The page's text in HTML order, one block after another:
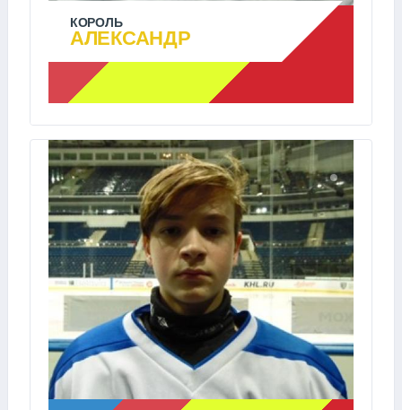
КОРОЛЬ
АЛЕКСАНДР